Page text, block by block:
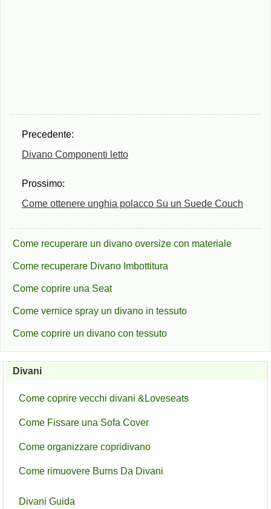
Precedente:
Divano Componenti letto
Prossimo:
Come ottenere unghia polacco Su un Suede Couch
Come recuperare un divano oversize con materiale
Come recuperare Divano Imbottitura
Come coprire una Seat
Come vernice spray un divano in tessuto
Come coprire un divano con tessuto
Divani
Come coprire vecchi divani &Loveseats
Come Fissare una Sofa Cover
Come organizzare copridivano
Come rimuovere Burns Da Divani
Divani Guida